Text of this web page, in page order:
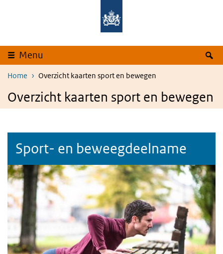
Menu
Home Overzicht kaarten sport en bewegen
Overzicht kaarten sport en bewegen
Sport- en beweegdeelname